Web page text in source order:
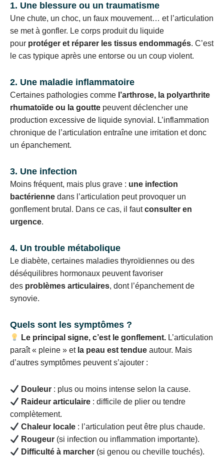
1. Une blessure ou un traumatisme
Une chute, un choc, un faux mouvement… et l’articulation
se met à gonfler. Le corps produit du liquide
pour protéger et réparer les tissus endommagés. C’est
le cas typique après une entorse ou un coup violent.
2. Une maladie inflammatoire
Certaines pathologies comme l’arthrose, la polyarthrite
rhumatoïde ou la goutte peuvent déclencher une
production excessive de liquide synovial. L’inflammation
chronique de l’articulation entraîne une irritation et donc
un épanchement.
3. Une infection
Moins fréquent, mais plus grave : une infection
bactérienne dans l’articulation peut provoquer un
gonflement brutal. Dans ce cas, il fautconsulter en
urgence.
4. Un trouble métabolique
Le diabète, certaines maladies thyroïdiennes ou des
déséquilibres hormonaux peuvent favoriser
des problèmes articulaires, dont l’épanchement de
synovie.
Quels sont les symptômes ?
Le principal signe, c’est le gonflement. L’articulation
paraît « pleine » et la peau est tendue autour. Mais
d’autres symptômes peuvent s’ajouter :
Douleur : plus ou moins intense selon la cause.
Raideur articulaire : difficile de plier ou tendre
complètement.
Chaleur locale : l’articulation peut être plus chaude.
Rougeur (si infection ou inflammation importante).
Difficulté à marcher (si genou ou cheville touchés).